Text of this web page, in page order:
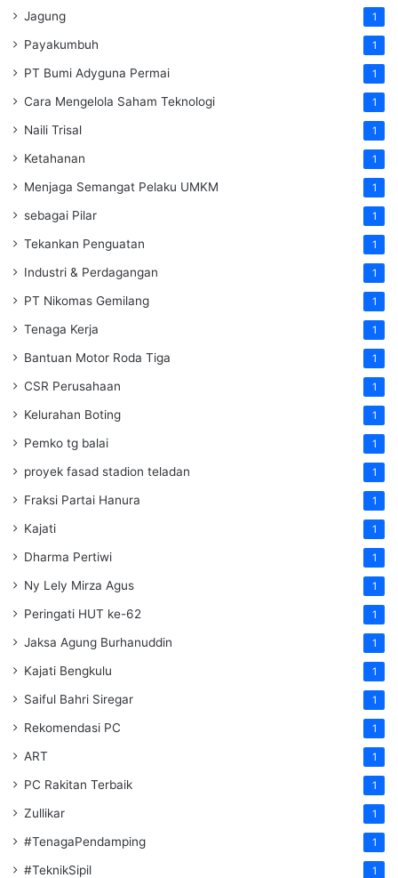
Jagung 1
Payakumbuh 1
PT Bumi Adyguna Permai 1
Cara Mengelola Saham Teknologi 1
Naili Trisal 1
Ketahanan 1
Menjaga Semangat Pelaku UMKM 1
sebagai Pilar 1
Tekankan Penguatan 1
Industri & Perdagangan 1
PT Nikomas Gemilang 1
Tenaga Kerja 1
Bantuan Motor Roda Tiga 1
CSR Perusahaan 1
Kelurahan Boting 1
Pemko tg balai 1
proyek fasad stadion teladan 1
Fraksi Partai Hanura 1
Kajati 1
Dharma Pertiwi 1
Ny Lely Mirza Agus 1
Peringati HUT ke-62 1
Jaksa Agung Burhanuddin 1
Kajati Bengkulu 1
Saiful Bahri Siregar 1
Rekomendasi PC 1
ART 1
PC Rakitan Terbaik 1
Zullikar 1
#TenagaPendamping 1
#TeknikSipil 1